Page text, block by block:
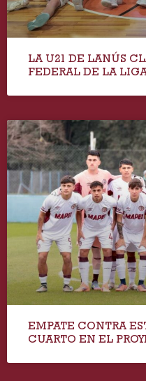
LA U21 DE LANÚS
FEDERAL DE LA
EMPATE CONTRA
CUARTO EN EL